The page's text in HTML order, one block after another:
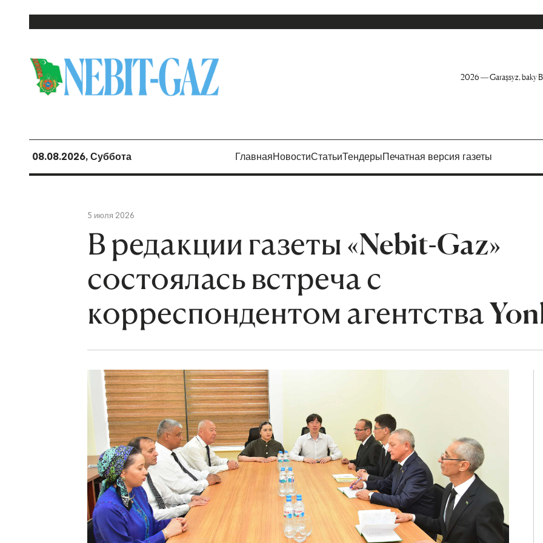
2026 — Garaşsyz, baky
08.08.2026, Суббота ГлавнаяНовостиСтатьиТендерыПечатная версия газеты
5 июля 2026
В редакции газеты «Nebit-Gaz»
состоялась встреча с
корреспондентом агентства